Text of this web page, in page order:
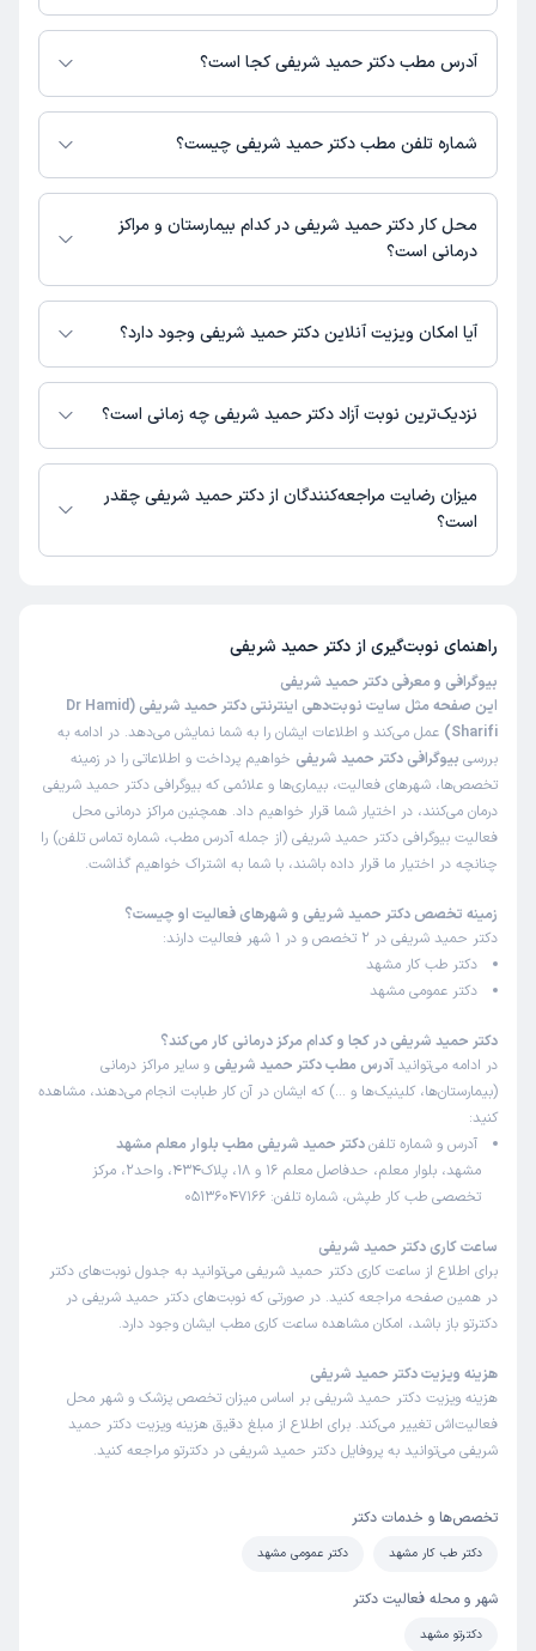
برای اطلاع از هزینه ویزیت دکتر حمید شریفی، لازم است با مطب تماس بگیرید.
آدرس مطب دکتر حمید شریفی کجا است؟
دکتر حمید شریفی 1 مطب فعال دارند. آدرس مطب‌های دکتر حمید شریفی به
شرح زیر است.
تخصصی طب کار طپش
شماره تلفن مطب دکتر حمید شریفی چیست؟
مطب بلوار معلم : 05136047166
محل کار دکتر حمید شریفی در کدام بیمارستان و مراکز
درمانی است؟
اطلاعاتی درباره محل فعالیت دکتر حمید شریفی در مراکز درمانی در دسترس
نیست.
آیا امکان ویزیت آنلاین دکتر حمید شریفی وجود دارد؟
در حال حاضر اطلاعاتی درباره ارائه ویزیت آنلاین توسط دکتر حمید شریفی در
دسترس نیست. برای دریافت اطلاعات دقیق‌تر، لطفاً با مطب تماس بگیرید.
نزدیک‌ترین نوبت آزاد دکتر حمید شریفی چه زمانی است؟
دکتر حمید شریفی از روز دوشنبه 19 مرداد 1405 بیمار جدید می‌پذیرند.
میزان رضایت مراجعه‌کنندگان از دکتر حمید شریفی چقدر
است؟
راهنمای نوبت‌گیری از دکتر حمید شریفی
بیوگرافی و معرفی دکتر حمید شریفی
این صفحه مثل سایت نوبت‌دهی اینترنتی دکتر حمید شریفی (Dr Hamid
Sharifi)
عمل می‌کند و اطلاعات ایشان را به شما نمایش می‌دهد. در ادامه به
بررسی بیوگرافی دکتر حمید شریفی خواهیم پرداخت و اطلاعاتی را در زمینه
تخصص‌ها، شهرهای فعالیت، بیماری‌ها و علائمی که بیوگرافی دکتر حمید شریفی
درمان می‌کنند، در اختیار شما قرار خواهیم داد. همچنین مراکز درمانی محل
فعالیت بیوگرافی دکتر حمید شریفی (از جمله آدرس مطب، شماره تماس تلفن) را
چنانچه در اختیار ما قرار داده باشند، با شما به اشتراک خواهیم گذاشت.
زمینه تخصص دکتر حمید شریفی و شهرهای فعالیت او چیست؟
دکتر حمید شریفی در 2 تخصص و در 1 شهر فعالیت دارند:
دکتر طب کار مشهد
دکتر عمومی مشهد
دکتر حمید شریفی در کجا و کدام مرکز درمانی کار می‌کند؟
در ادامه می‌توانید آدرس مطب دکتر حمید شریفی و سایر مراکز درمانی
(بیمارستان‌ها، کلینیک‌ها و …) که ایشان در آن کار طبابت انجام می‌دهند، مشاهده
کنید:
آدرس و شماره تلفندکتر حمید شریفی مطب بلوار معلم مشهد
مشهد، بلوار معلم، حدفاصل معلم 16 و 18، پلاک434، واحد2، مرکز
تخصصی طب کار طپش، شماره تلفن: 05136047166
ساعت کاری دکتر حمید شریفی
برای اطلاع از ساعت کاری دکتر حمید شریفی می‌توانید به جدول نوبت‌های دکتر
در همین صفحه مراجعه کنید. در صورتی که نوبت‌های دکتر حمید شریفی در
دکترتو باز باشد، امکان مشاهده ساعت کاری مطب ایشان وجود دارد.
هزینه ویزیت دکتر حمید شریفی
هزینه ویزیت دکتر حمید شریفی بر اساس میزان تخصص پزشک و شهر محل
فعالیت‌اش تغییر می‌کند. برای اطلاع از مبلغ دقیق هزینه ویزیت دکتر حمید
شریفی می‌توانید به پروفایل دکتر حمید شریفی در دکترتو مراجعه کنید.
تخصص‌ها و خدمات دکتر
دکتر طب کار مشهد دکتر عمومی مشهد
شهر و محله فعالیت دکتر
دکترتو مشهد